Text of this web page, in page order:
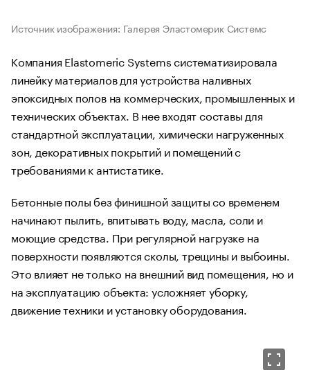
Источник изображения: Галерея Эластомерик Системс
Компания Elastomeric Systems систематизировала
линейку материалов для устройства наливных
эпоксидных полов на коммерческих, промышленных и
технических объектах. В нее входят составы для
стандартной эксплуатации, химически нагруженных
зон, декоративных покрытий и помещений с
требованиями к антистатике.
Бетонные полы без финишной защиты со временем
начинают пылить, впитывать воду, масла, соли и
моющие средства. При регулярной нагрузке на
поверхности появляются сколы, трещины и выбоины.
Это влияет не только на внешний вид помещения, но и
на эксплуатацию объекта: усложняет уборку,
движение техники и установку оборудования.